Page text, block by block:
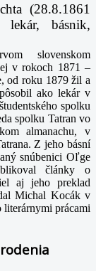
(28.8.1861
básnik,
slovenskom
v rokoch 1871 –
od roku 1879 žil a
ako lekár v
spolku
spolku Tatran vo
almanachu, v
Z jeho básní
snúbenici Oľge
články o
aj jeho preklad
Michal Kocák v
prácami